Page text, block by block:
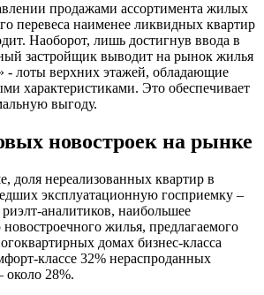
продажами ассортимента жилых
перевеса наименее ликвидных квартир
Наоборот, лишь достигнув ввода в
застройщик выводит на рынок жилья
- лоты верхних этажей, обладающие
характеристиками. Это обеспечивает
выгоду.
новостроек на рынке
доля нереализованных квартир в
эксплуатационную госприемку –
аналитиков, наибольшее
новостроечного жилья, предлагаемого
домах бизнес-класса
классе 32% нераспроданных
около 28%.